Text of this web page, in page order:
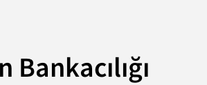
Bankacılığı